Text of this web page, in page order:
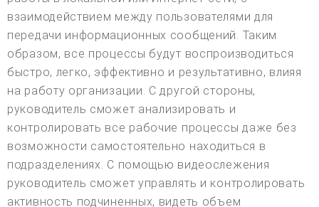
взаимодействием между пользователями для
передачи информационных сообщений. Таким
образом, все процессы будут воспроизводиться
быстро, легко, эффективно и результативно, влияя
на работу организации. С другой стороны,
руководитель сможет анализировать и
контролировать все рабочие процессы даже без
возможности самостоятельно находиться в
подразделениях. С помощью видеослежения
руководитель сможет управлять и контролировать
активность подчиненных, видеть объем